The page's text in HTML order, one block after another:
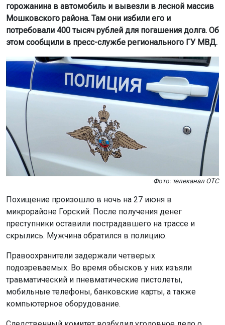
горожанина в автомобиль и вывезли в лесной массив
Мошковского района. Там они избили его и
потребовали 400 тысяч рублей для погашения долга. Об
этом сообщили в пресс-службе регионального ГУ МВД.
Фото: телеканал ОТС
Похищение произошло в ночь на 27 июня в
микрорайоне Горский. После получения денег
преступники оставили пострадавшего на трассе и
скрылись. Мужчина обратился в полицию.
Правоохранители задержали четверых
подозреваемых. Во время обысков у них изъяли
травматический и пневматические пистолеты,
мобильные телефоны, банковские карты, а также
компьютерное оборудование.